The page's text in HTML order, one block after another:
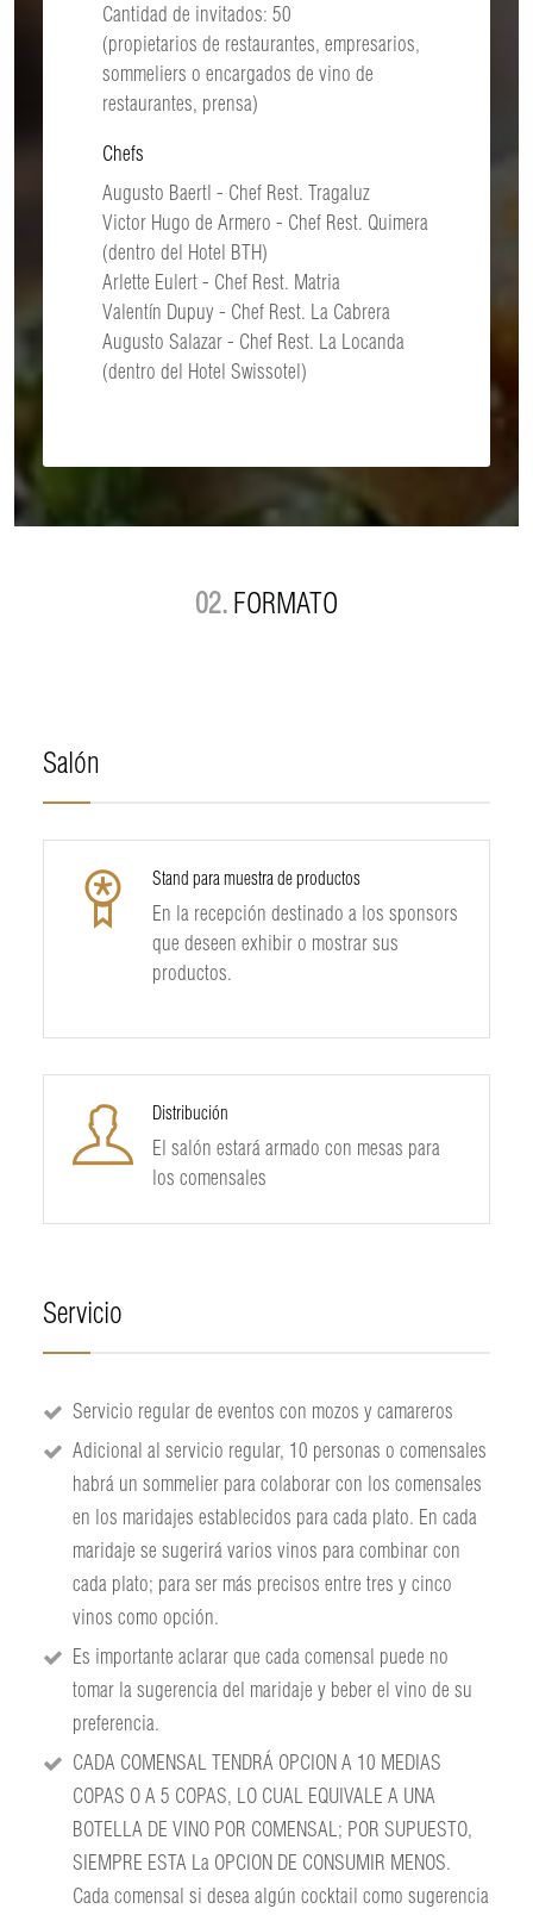
Cantidad de invitados: 50
(propietarios de restaurantes, empresarios,
sommeliers o encargados de vino de
restaurantes, prensa)
Chefs
Augusto Baertl - Chef Rest. Tragaluz
Victor Hugo de Armero - Chef Rest. Quimera
(dentro del Hotel BTH)
Arlette Eulert - Chef Rest. Matria
Valentín Dupuy - Chef Rest. La Cabrera
Augusto Salazar - Chef Rest. La Locanda
(dentro del Hotel Swissotel)
02. FORMATO
Salón
Stand para muestra de productos
En la recepción destinado a los sponsors
que deseen exhibir o mostrar sus
productos.
Distribución
El salón estará armado con mesas para
los comensales
Servicio
Servicio regular de eventos con mozos y camareros
Adicional al servicio regular, 10 personas o comensales
habrá un sommelier para colaborar con los comensales
en los maridajes establecidos para cada plato. En cada
maridaje se sugerirá varios vinos para combinar con
cada plato; para ser más precisos entre tres y cinco
vinos como opción.
Es importante aclarar que cada comensal puede no
tomar la sugerencia del maridaje y beber el vino de su
preferencia.
CADA COMENSAL TENDRÁ OPCION A 10 MEDIAS
COPAS O A 5 COPAS, LO CUAL EQUIVALE A UNA
BOTELLA DE VINO POR COMENSAL; POR SUPUESTO,
SIEMPRE ESTA La OPCION DE CONSUMIR MENOS.
Cada comensal si desea algún cocktail como sugerencia